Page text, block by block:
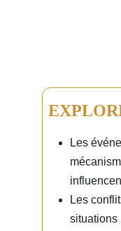
Les
Les
situations